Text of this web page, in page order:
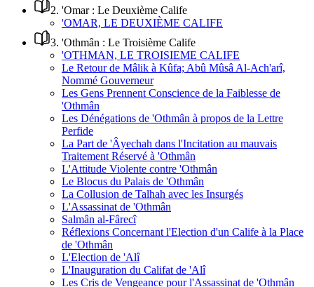
2. 'Omar : Le Deuxième Calife
'OMAR, LE DEUXIÈME CALIFE
3. 'Othmân : Le Troisième Calife
'OTHMAN, LE TROISIEME CALIFE
Le Retour de Mâlik à Kûfa; Abû Mûsâ Al-Ach'arî,
Nommé Gouverneur
Les Gens Prennent Conscience de la Faiblesse de
'Othmân
Les Dénégations de 'Othmân à propos de la Lettre
Perfide
La Part de 'Âyechah dans l'Incitation au mauvais
Traitement Réservé à 'Othmân
L'Attitude Violente contre 'Othmân
Le Blocus du Palais de 'Othmân
La Collusion de Talhah avec les Insurgés
L'Assassinat de 'Othmân
Salmân al-Fârecî
Réflexions Concernant l'Election d'un Calife à la Place
de 'Othmân
L'Election de 'Alî
L'Inauguration du Califat de 'Alî
Les Cris de Vengeance pour l'Assassinat de 'Othmân